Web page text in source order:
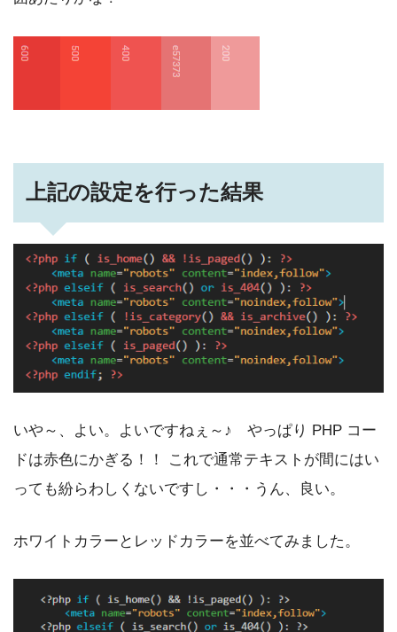
上記の設定を行った結果
いや～、よい。よいですねぇ～♪ やっぱり PHP コー
ドは赤色にかぎる！！ これで通常テキストが間にはい
っても紛らわしくないですし・・・うん、良い。
ホワイトカラーとレッドカラーを並べてみました。